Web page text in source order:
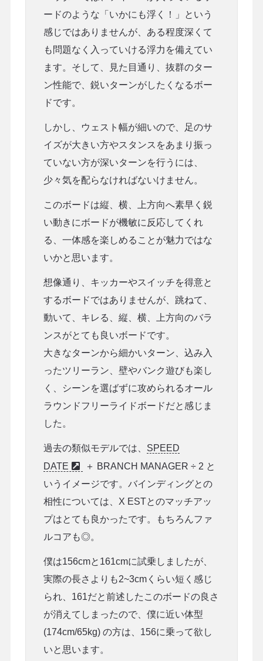
ードのような「いかにも浮く！」という
感じではありませんが、ある程度深くて
も問題なく入っていける浮力を備えてい
ます。そして、見た目通り、抜群のター
ン性能で、鋭いターンがしたくなるボー
ドです。
しかし、ウェスト幅が細いので、足のサ
イズが大きい方やスタンスをあまり振っ
ていない方が深いターンを行うには、
少々気を配らなければないけません。
このボードは縦、横、上方向へ素早く鋭
い動きにボードが機敏に反応してくれ
る、一体感を楽しめることが魅力ではな
いかと思います。
想像通り、キッカーやスイッチを得意と
するボードではありませんが、跳ねて、
動いて、キレる、縦、横、上方向のバラ
ンスがとても良いボードです。
大きなターンから細かいターン、込み入
ったツリーラン、壁やバンク遊びも楽し
く、シーンを選ばずに攻められるオール
ラウンドフリーライドボードだと感じま
した。
過去の類似モデルでは、 SPEED
DATE
＋ BRANCH MANAGER ÷ 2 と
いうイメージです。バインディングとの
相性については、X ESTとのマッチアッ
プはとても良かったです。もちろんファ
ルコアも◎。
僕は156cmと161cmに試乗しましたが、
実際の長さよりも2~3cmくらい短く感じ
られ、161だと前述したこのボードの良さ
が消えてしまったので、僕に近い体型
(174cm/65kg) の方は、156に乗って欲し
いと思います。